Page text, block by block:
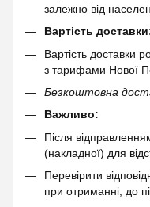
залежно від
Вартість
Вартість доставки
з тарифами Нової
Безкоштовна
Важливо:
Після
(накладної) для
Перевірити
при отриманні, до